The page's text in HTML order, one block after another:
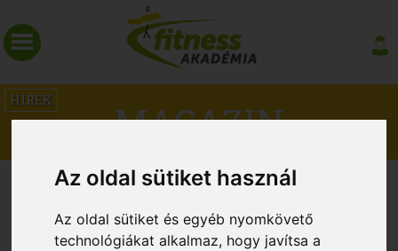
Az oldal sütiket használ
Az oldal sütiket és egyéb nyomkövető
technológiákat alkalmaz, hogy javítsa a
HÍREK MAGAZIN
2006. MÁRCIUS. 4.